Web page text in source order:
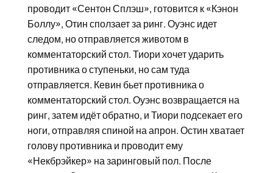
проводит «Сентон Сплэш», готовится к «Кэнон
Боллу», Отин сползает за ринг. Оуэнс идет
следом, но отправляется животом в
комментаторский стол. Тиори хочет ударить
противника о ступеньки, но сам туда
отправляется. Кевин бьет противника о
комментаторский стол. Оуэнс возвращается на
ринг, затем идёт обратно, и Тиори подсекает его
ноги, отправляя спиной на апрон. Остин хватает
голову противника и проводит ему
«Некбрэйкер» на заринговый пол. После